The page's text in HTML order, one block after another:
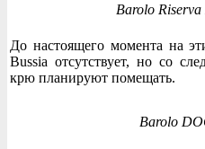
Barolo
До настоящего момента на
Bussia отсутствует, но со
крю планируют помещать.
Barolo